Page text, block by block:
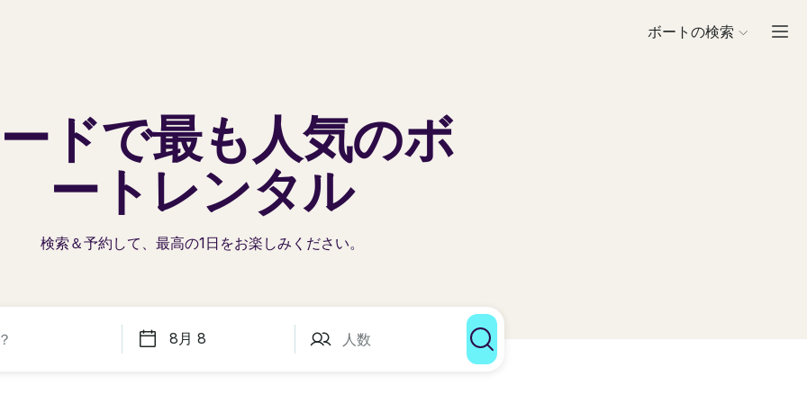
ボートの検索
ドで最も人気のボ
ートレンタル
検索＆予約して、最高の1日をお楽しみください。